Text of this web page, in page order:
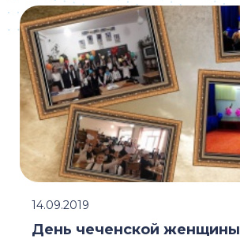
День чеченской женщины
14.09.2019